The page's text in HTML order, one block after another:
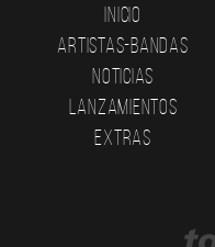
Inicio
Artistas-Bandas
Noticias
Lanzamientos
Extras